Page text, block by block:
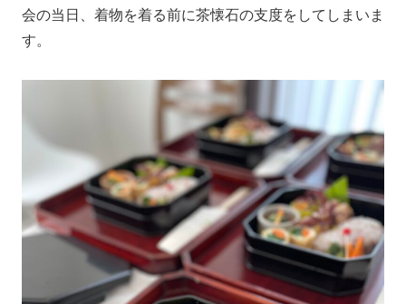
会の当日、着物を着る前に茶懐石の支度をしてしまいま
す。